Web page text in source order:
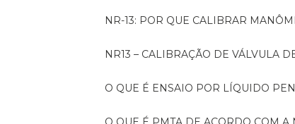
NR-13: POR QUE CALIBRAR
NR13 – CALIBRAÇÃO DE VÁLVULA
O QUE É ENSAIO POR LÍQUIDO